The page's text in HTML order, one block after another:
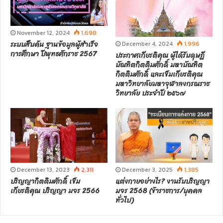
November 12, 2024 1,698
ระบบสืบค้น ฐานข้อมูลผู้สำเร็จ
การศึกษา ปีพุทธศักราช 2567
December 4, 2024 1,996
ประกาศเกียรติคุณ ผู้ได้รับดุษฎี
บัณฑิตกิตติมศักดิ์ มหาบัณฑิต
กิตติมศักดิ์ และเข็มเกียรติคุณ
มหาวิทยาลัยมหาจุฬาลงกรณราช
วิทยาลัย ประจำปี ๒๕๖๗
December 13, 2023 2,311
ปริญญากิตติมศักดิ์ เข็ม
เกียรติคุณ ปริญญา มจร 2566
December 3, 2025 1,385
แต่งกายอย่างไร? งานรับปริญญา
มจร 2568 (ข้าราชการ/บุคคล
ทั่วไป)